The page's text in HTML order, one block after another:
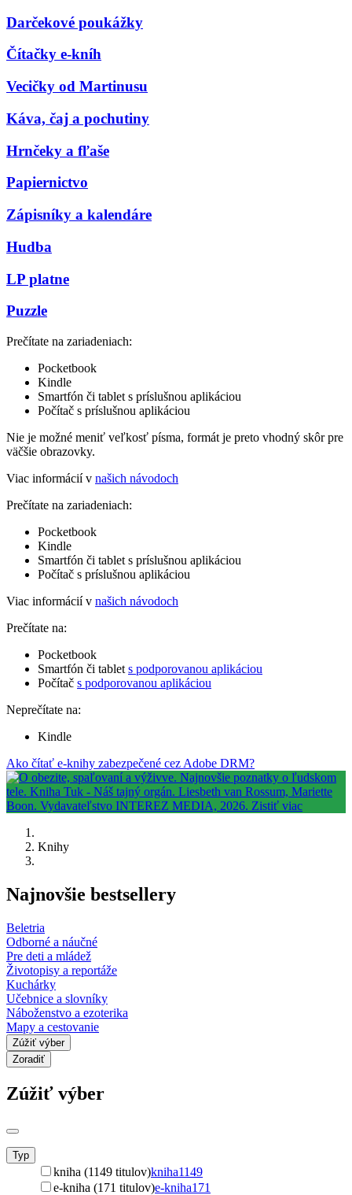
Darčekové poukážky
Čítačky e-kníh
Vecičky od Martinusu
Káva, čaj a pochutiny
Hrnčeky a fľaše
Papiernictvo
Zápisníky a kalendáre
Hudba
LP platne
Puzzle
Prečítate na zariadeniach:
Pocketbook
Kindle
Smartfón či tablet s príslušnou aplikáciou
Počítač s príslušnou aplikáciou
Nie je možné meniť veľkosť písma, formát je preto vhodný skôr pre
väčšie obrazovky.
Viac informácií v našich návodoch
Prečítate na zariadeniach:
Pocketbook
Kindle
Smartfón či tablet s príslušnou aplikáciou
Počítač s príslušnou aplikáciou
Viac informácií v našich návodoch
Prečítate na:
Pocketbook
Smartfón či tablet s podporovanou aplikáciou
Počítač s podporovanou aplikáciou
Neprečítate na:
Kindle
Ako čítať e-knihy zabezpečené cez Adobe DRM?
Knihy
Najnovšie bestsellery
Beletria
Odborné a náučné
Pre deti a mládež
Životopisy a reportáže
Kuchárky
Učebnice a slovníky
Náboženstvo a ezoterika
Mapy a cestovanie
Zúžiť výber
Zoradiť
Zúžiť výber
Typ
kniha (1149 titulov)kniha1149
e-kniha (171 titulov)e-kniha171